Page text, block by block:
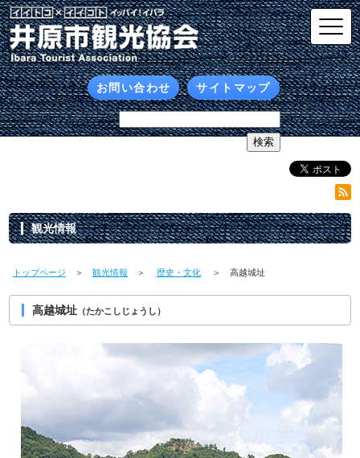
お問い合わせ サイトマップ
観光情報
トップページ ＞ 観光情報 ＞ 歴史・文化 ＞ 高越城址
高越城址（たかこしじょうし）